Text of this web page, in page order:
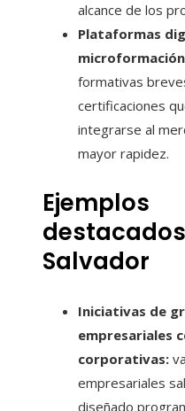
alcance de los
Plataformas
formativas
certificaciones
integrarse al
mayor rapidez.
Ejemplos
destacados
Salvador
Iniciativas de
empresariales
corporativas:
empresariales
diseñado